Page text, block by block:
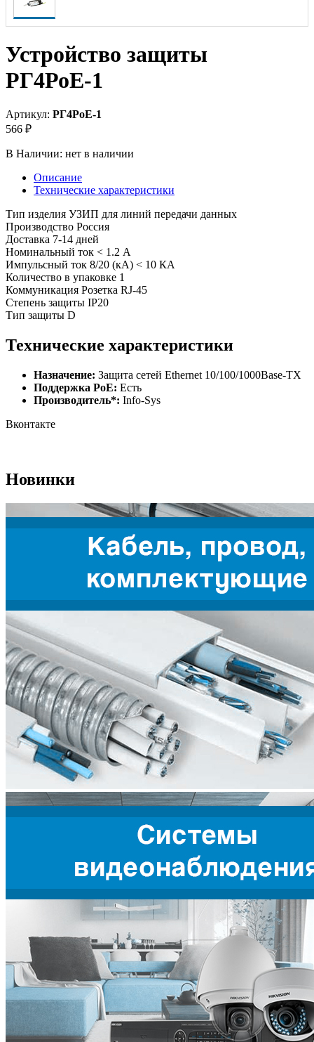
Устройство защиты
РГ4РоЕ-1
Артикул: РГ4РоЕ-1
566 ₽
В Наличии: нет в наличии
Описание
Технические характеристики
Тип изделия УЗИП для линий передачи данных
Производство Россия
Доставка 7-14 дней
Номинальный ток < 1.2 А
Импульсный ток 8/20 (кА) < 10 КА
Количество в упаковке 1
Коммуникация Розетка RJ-45
Степень защиты IP20
Тип защиты D
Технические характеристики
Назначение: Защита сетей Ethernet 10/100/1000Base-TX
Поддержка PoE: Есть
Производитель*: Info-Sys
Вконтакте
Новинки